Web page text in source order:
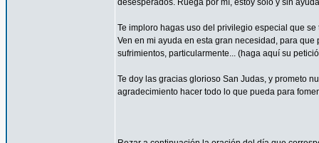
desesperados. Ruega por mí, estoy solo y sin
Te imploro hagas uso del privilegio especial que
Ven en mi ayuda en esta gran necesidad, para
sufrimientos, particularmente... (haga aquí su
Te doy las gracias glorioso San Judas, y prometo
agradecimiento hacer todo lo que pueda para